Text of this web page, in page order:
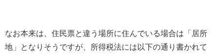
なお本来は、住民票と違う場所に住んでいる場合は「居所
地」となりそうですが、所得税法には以下の通り書かれて